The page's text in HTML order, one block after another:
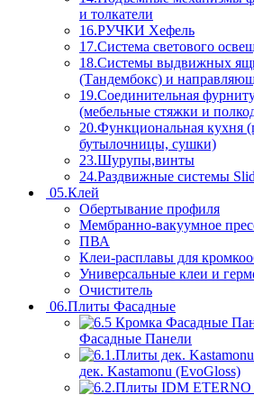
и толкатели
16.РУЧКИ Хефель
17.Система светового
18.Системы выдвижных
(Тандембокс) и
19.Соединительная
(мебельные стяжки и
20.Функциональная кухня
бутылочницы, сушки)
23.Шурупы,винты
24.Раздвижные системы
05.Клей
Обертывание профиля
Мембранно-вакуумное
ПВА
Клеи-расплавы для
Универсальные клеи и
Очиститель
06.Плиты Фасадные
Фасадные Панели
дек. Kastamonu (EvoGloss)